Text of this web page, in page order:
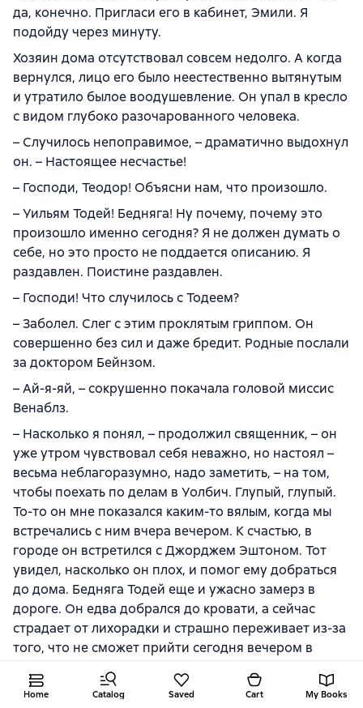
Home Catalog Saved Cart My Books
да, конечно. Пригласи его в кабинет, Эмили. Я
подойду через минуту.
Хозяин дома отсутствовал совсем недолго. А когда
вернулся, лицо его было неестественно вытянутым
и утратило былое воодушевление. Он упал в кресло
с видом глубоко разочарованного человека.
– Случилось непоправимое, – драматично выдохнул
он. – Настоящее несчастье!
– Господи, Теодор! Объясни нам, что произошло.
– Уильям Тодей! Бедняга! Ну почему, почему это
произошло именно сегодня? Я не должен думать о
себе, но это просто не поддается описанию. Я
раздавлен. Поистине раздавлен.
– Господи! Что случилось с Тодеем?
– Заболел. Слег с этим проклятым гриппом. Он
совершенно без сил и даже бредит. Родные послали
за доктором Бейнзом.
– Ай-я-яй, – сокрушенно покачала головой миссис
Венаблз.
– Насколько я понял, – продолжил священник, – он
уже утром чувствовал себя неважно, но настоял –
весьма неблагоразумно, надо заметить, – на том,
чтобы поехать по делам в Уолбич. Глупый, глупый.
То-то он мне показался каким-то вялым, когда мы
встречались с ним вчера вечером. К счастью, в
городе он встретился с Джорджем Эштоном. Тот
увидел, насколько он плох, и помог ему добраться
до дома. Бедняга Тодей еще и ужасно замерз в
дороге. Он едва добрался до кровати, а сейчас
страдает от лихорадки и страшно переживает из-за
того, что не сможет прийти сегодня вечером в
церковь. Я попросил его брата успокоить беднягу,
только, боюсь, сделать это будет непросто. Тодей